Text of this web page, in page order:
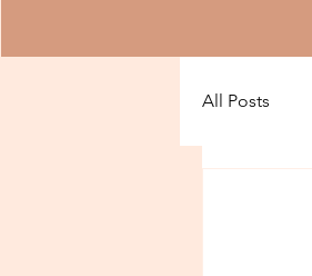
All Posts